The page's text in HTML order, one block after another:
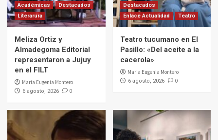
Académicas
Destacados
Literarura
Meliza Ortiz y
Almadegoma Editorial
representaron a Jujuy
en el FILT
Maria Eugenia Montero
6 agosto, 2026 0
Destacados
Enlace Actualidad
Teatro
Teatro tucumano en El
Pasillo: «Del aceite a la
cacerola»
Maria Eugenia Montero
6 agosto, 2026 0